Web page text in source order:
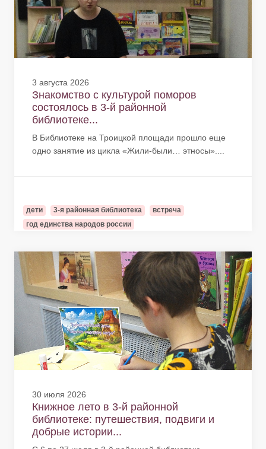
3 августа 2026
Знакомство с культурой поморов
состоялось в 3-й районной
библиотеке...
В Библиотеке на Троицкой площади прошло еще
одно занятие из цикла «Жили-были… этносы»....
дети 3-я районная библиотека
встреча
год единства народов россии
30 июля 2026
Книжное лето в 3-й районной
библиотеке: путешествия, подвиги и
добрые истории...